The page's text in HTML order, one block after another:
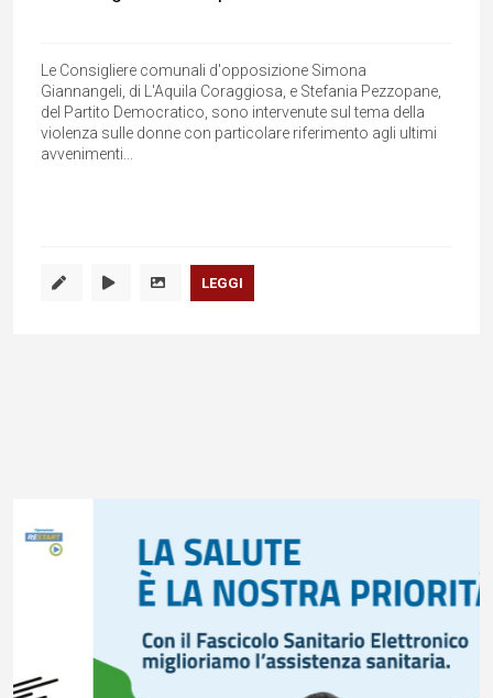
Le Consigliere comunali d'opposizione Simona
Giannangeli, di L'Aquila Coraggiosa, e Stefania Pezzopane,
del Partito Democratico, sono intervenute sul tema della
violenza sulle donne con particolare riferimento agli ultimi
avvenimenti...
LEGGI